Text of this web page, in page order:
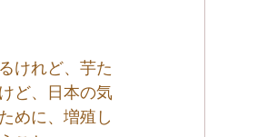
けれど、芋た
ど、日本の気
めに、増殖し